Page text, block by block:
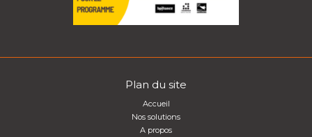
Plan du site
Accueil
Nos solutions
A propos